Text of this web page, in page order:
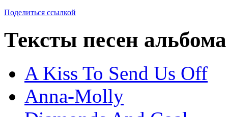
Поделиться ссылкой
Тексты песен
A Kiss To Send Us Off
Anna-Molly